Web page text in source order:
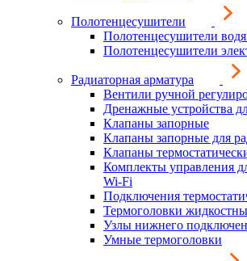
Полотенцесушители
Полотенцесушители
Полотенцесушители
Радиаторная арматура
Вентили ручной
Дренажные устройства
Клапаны запорные
Клапаны запорные для
Клапаны
Комплекты управления
Wi-Fi
Подключения
Термоголовки
Узлы нижнего
Умные термоголовки